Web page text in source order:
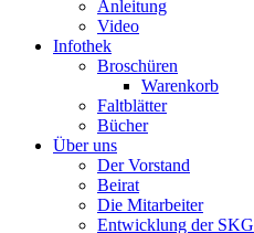
Anleitung
Video
Infothek
Broschüren
Warenkorb
Faltblätter
Bücher
Über uns
Der Vorstand
Beirat
Die Mitarbeiter
Entwicklung der SKG